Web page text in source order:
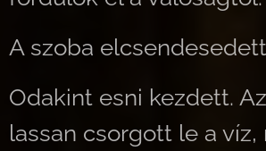
A szoba
Odakint esni kezdett.
lassan csorgott le a víz,